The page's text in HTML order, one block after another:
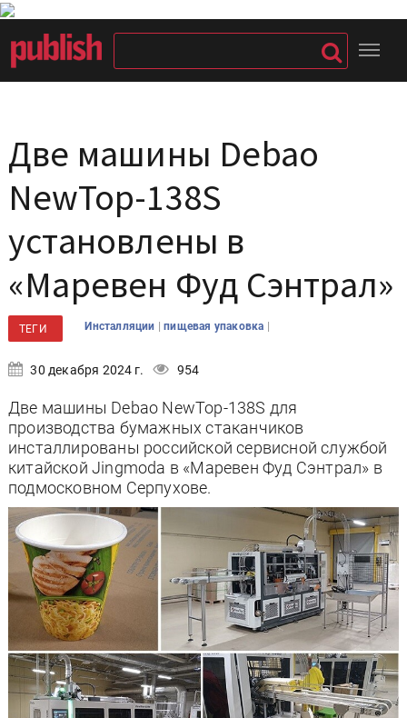
Две машины Debao
NewTop-138S
установлены в
«Маревен Фуд Сэнтрал»
ТЕГИ Инсталляции |пищевая упаковка |
30 декабря 2024 г. 954
Две машины Debao NewTop-138S для
производства бумажных стаканчиков
инсталлированы российской сервисной службой
китайской Jingmoda в «Маревен Фуд Сэнтрал» в
подмосковном Серпухове.